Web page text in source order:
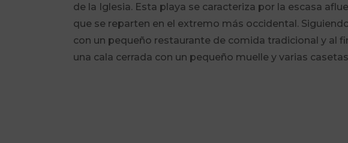
de la Iglesia. Esta playa se caracteriza por la escasa
que se reparten en el extremo más occidental.
con un pequeño restaurante de comida tradicional y al
una cala cerrada con un pequeño muelle y varias